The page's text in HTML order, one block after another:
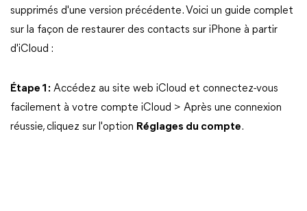
supprimés d'une version précédente. Voici un guide complet
sur la façon de restaurer des contacts sur iPhone à partir
d'iCloud :
Étape 1 : Accédez au site web iCloud et connectez-vous
facilement à votre compte iCloud > Après une connexion
réussie, cliquez sur l'option Réglages du compte.